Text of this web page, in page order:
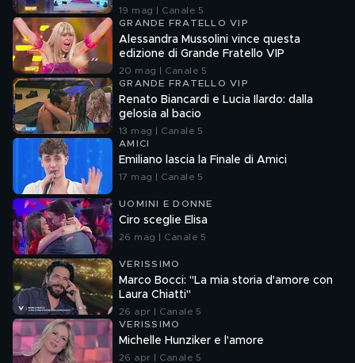
19 mag | Canale 5
GRANDE FRATELLO VIP
Alessandra Mussolini vince questa
edizione di Grande Fratello VIP
20 mag | Canale 5
GRANDE FRATELLO VIP
Renato Biancardi e Lucia Ilardo: dalla
gelosia al bacio
13 mag | Canale 5
AMICI
Emiliano lascia la Finale di Amici
17 mag | Canale 5
UOMINI E DONNE
Ciro sceglie Elisa
26 mag | Canale 5
VERISSIMO
Marco Bocci: "La mia storia d'amore con
Laura Chiatti"
26 apr | Canale 5
VERISSIMO
Michelle Hunziker e l'amore
26 apr | Canale 5